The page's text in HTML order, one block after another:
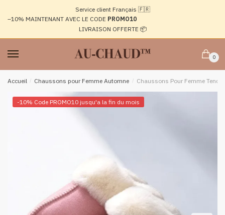
navigation
Service client Français 🇫🇷
–10% MAINTENANT AVEC LE CODE PROMO10
LIVRAISON OFFERTE 📦
0
Accueil / Chaussons pour Femme Automne / Chaussons Pour Femme
-10% Code PROMO10 jusqu'a la fin du mois